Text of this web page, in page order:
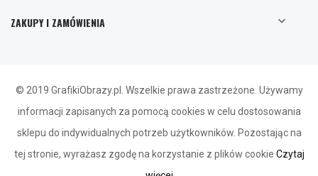
ZAKUPY I ZAMÓWIENIA 
© 2019 GrafikiObrazy.pl. Wszelkie prawa zastrzeżone. Używamy
informacji zapisanych za pomocą cookies w celu dostosowania
sklepu do indywidualnych potrzeb użytkowników. Pozostając na
tej stronie, wyrażasz zgodę na korzystanie z plików cookie Czytaj